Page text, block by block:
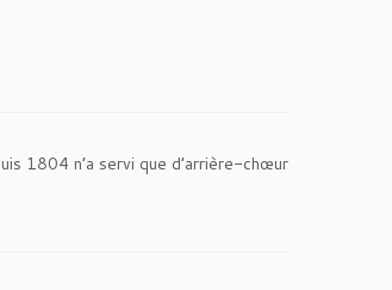
1804 n’a servi que d’arrière-chœur